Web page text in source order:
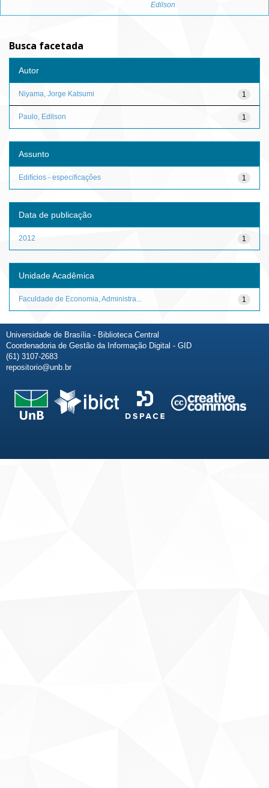
Edilson
Busca facetada
Autor
1
Niyama, Jorge Katsumi
1
Paulo, Edilson
Assunto
1
Edifícios - especificações
Data de publicação
1
2012
Unidade Acadêmica
1
Faculdade de Economia, Administra...
Universidade de Brasília - Biblioteca Central
Coordenadoria de Gestão da Informação Digital - GID
(61) 3107-2683
repositorio@unb.br